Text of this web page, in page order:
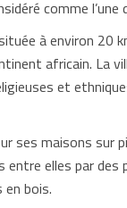
comme
à environ 20
africain. La
et
ses maisons
elles par des
en bois.